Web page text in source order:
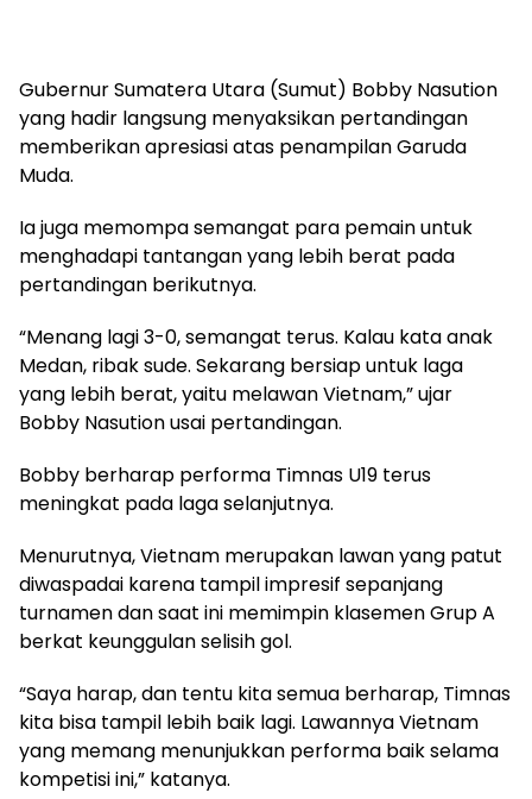
Gubernur Sumatera Utara (Sumut) Bobby Nasution
yang hadir langsung menyaksikan pertandingan
memberikan apresiasi atas penampilan Garuda
Muda.
Ia juga memompa semangat para pemain untuk
menghadapi tantangan yang lebih berat pada
pertandingan berikutnya.
“Menang lagi 3-0, semangat terus. Kalau kata anak
Medan, ribak sude. Sekarang bersiap untuk laga
yang lebih berat, yaitu melawan Vietnam,” ujar
Bobby Nasution usai pertandingan.
Bobby berharap performa Timnas U19 terus
meningkat pada laga selanjutnya.
Menurutnya, Vietnam merupakan lawan yang patut
diwaspadai karena tampil impresif sepanjang
turnamen dan saat ini memimpin klasemen Grup A
berkat keunggulan selisih gol.
“Saya harap, dan tentu kita semua berharap, Timnas
kita bisa tampil lebih baik lagi. Lawannya Vietnam
yang memang menunjukkan performa baik selama
kompetisi ini,” katanya.